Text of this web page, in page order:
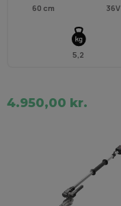
60 cm
36V
5,2
4.950,00 kr.